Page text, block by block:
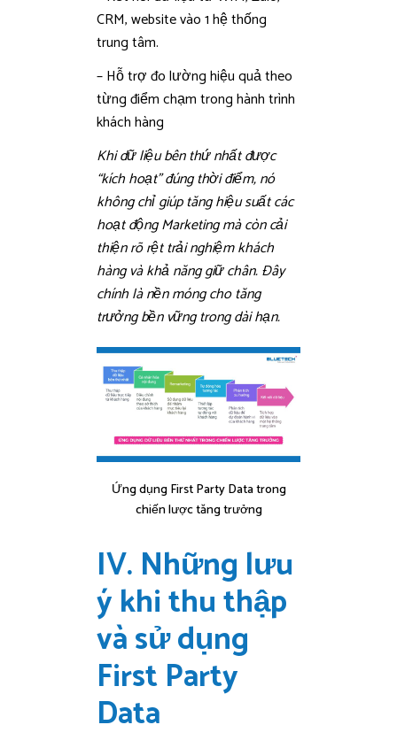
CRM, website vào 1 hệ thống
trung tâm.
– Hỗ trợ đo lường hiệu quả theo
từng điểm chạm trong hành trình
khách hàng
Khi dữ liệu bên thứ nhất được
“kích hoạt” đúng thời điểm, nó
không chỉ giúp tăng hiệu suất các
hoạt động Marketing mà còn cải
thiện rõ rệt trải nghiệm khách
hàng và khả năng giữ chân. Đây
chính là nền móng cho tăng
trưởng bền vững trong dài hạn.
Ứng dụng First Party Data trong
chiến lược tăng trưởng
IV. Những lưu
ý khi thu thập
và sử dụng
First Party
Data